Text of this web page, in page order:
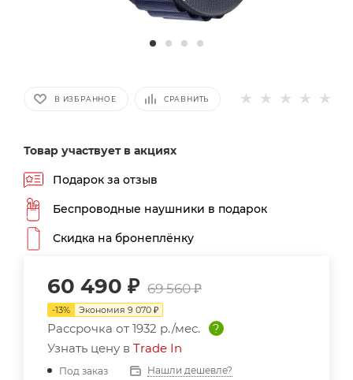
В ИЗБРАННОЕ СРАВНИТЬ
Товар участвует в акциях
Подарок за отзыв
Беспроводные наушники в подарок
Скидка на бронеплёнку
60 490 ₽ 69 560₽
-13% Экономия 9 070 ₽
Рассрочка от 1932 р./мес.
?
Узнать цену в Trade In
Под заказ Нашли дешевле?